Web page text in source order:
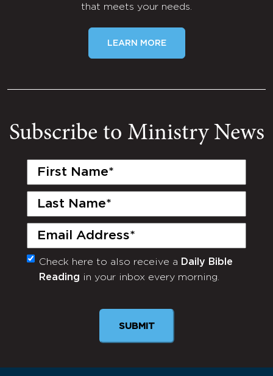
that meets your needs.
LEARN MORE
Subscribe to Ministry News
First
Last
Email
(Required)
Monthly
Newsletter
Check here to also receive a Daily Bible
Reading in your inbox every morning.